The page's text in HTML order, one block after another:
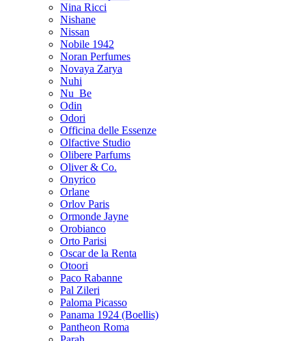
Nina Ricci
Nishane
Nissan
Nobile 1942
Noran Perfumes
Novaya Zarya
Nuhi
Nu_Be
Odin
Odori
Officina delle Essenze
Olfactive Studio
Olibere Parfums
Oliver & Co.
Onyrico
Orlane
Orlov Paris
Ormonde Jayne
Orobianco
Orto Parisi
Oscar de la Renta
Otoori
Paco Rabanne
Pal Zileri
Paloma Picasso
Panama 1924 (Boellis)
Pantheon Roma